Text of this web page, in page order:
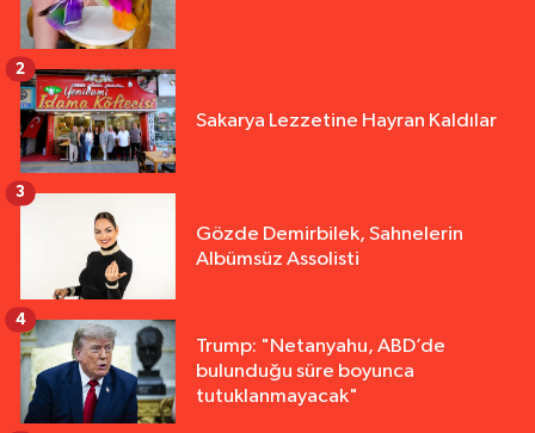
Sakarya Lezzetine Hayran Kaldılar
2
Gözde Demirbilek, Sahnelerin
Albümsüz Assolisti
3
Trump: "Netanyahu, ABD’de
bulunduğu süre boyunca
tutuklanmayacak"
4